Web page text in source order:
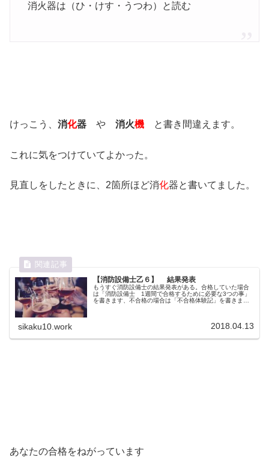
消火器は（ひ・けす・うつわ）と読む
けっこう、 消化器 や 消火機 と書き間違えます。
これに気をつけていてよかった。
見直しをしたときに、2箇所ほど消化器と書いてました。
【消防設備士乙６】 結果発表
もうすぐ消防設備士の結果発表がある。合格していた場合
は「消防設備士 1週間で合格するために必要な3つの事」
を書きます、不合格の場合は「不合格体験記」を書きま
sikaku10.work 2018.04.13
あなたの合格をねがっています